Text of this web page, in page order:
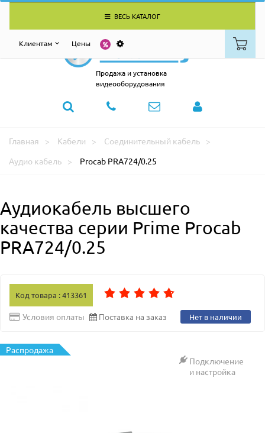
ВЕСЬ КАТАЛОГ
Клиентам Цены
Продажа и установка
видеооборудования
Главная Кабели
Соединительный кабель
Аудио кабель
Procab PRA724/0.25
Аудиокабель высшего
качества серии Prime Procab
PRA724/0.25
Код товара : 413361
Условия оплаты Поставка на заказ Нет в наличии
Распродажа
Подключение
и настройка